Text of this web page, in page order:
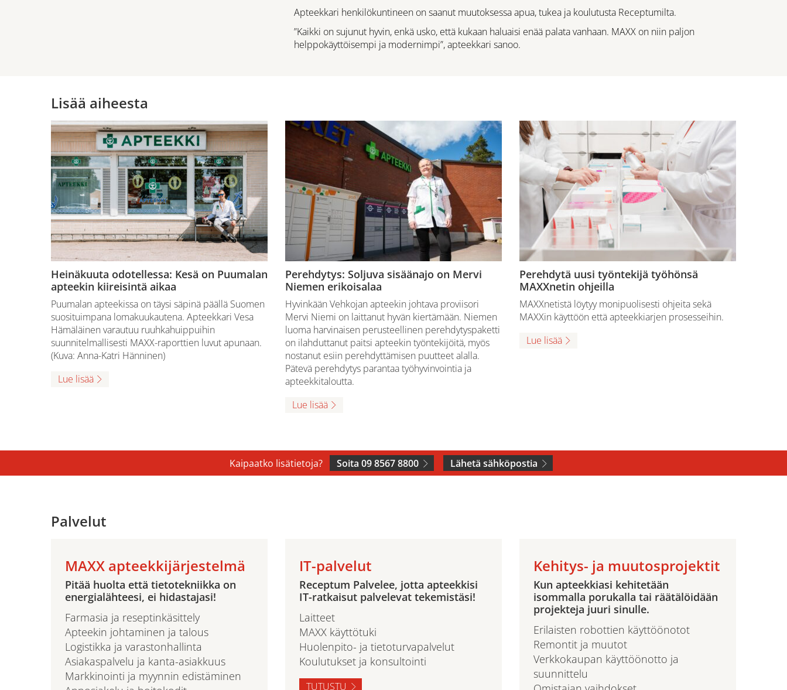
Apteekkari henkilökuntineen on saanut muutoksessa apua, tukea ja koulutusta Receptumilta.
”Kaikki on sujunut hyvin, enkä usko, että kukaan haluaisi enää palata vanhaan. MAXX on niin paljon
helppokäyttöisempi ja modernimpi”, apteekkari sanoo.
Lisää aiheesta
Heinäkuuta odotellessa: Kesä on Puumalan
apteekin kiireisintä aikaa
Puumalan apteekissa on täysi säpinä päällä Suomen
suosituimpana lomakuukautena. Apteekkari Vesa
Hämäläinen varautuu ruuhkahuippuihin
suunnitelmallisesti MAXX-raporttien luvut apunaan.
(Kuva: Anna-Katri Hänninen)
Lue lisää
Perehdytys: Soljuva sisäänajo on Mervi
Niemen erikoisalaa
Hyvinkään Vehkojan apteekin johtava proviisori
Mervi Niemi on laittanut hyvän kiertämään. Niemen
luoma harvinaisen perusteellinen perehdytyspaketti
on ilahduttanut paitsi apteekin työntekijöitä, myös
nostanut esiin perehdyttämisen puutteet alalla.
Pätevä perehdytys parantaa työhyvinvointia ja
apteekkitaloutta.
Lue lisää
Perehdytä uusi työntekijä työhönsä
MAXXnetin ohjeilla
MAXXnetistä löytyy monipuolisesti ohjeita sekä
MAXXin käyttöön että apteekkiarjen prosesseihin.
Lue lisää
Kaipaatko lisätietoja? Soita 09 8567 8800 Lähetä sähköpostia
Palvelut
MAXX apteekkijärjestelmä
Pitää huolta että tietotekniikka on
energialähteesi, ei hidastajasi!
Farmasia ja reseptinkäsittely
Apteekin johtaminen ja talous
Logistikka ja varastonhallinta
Asiakaspalvelu ja kanta-asiakkuus
Markkinointi ja myynnin edistäminen
IT-palvelut
Receptum Palvelee, jotta apteekkisi
IT-ratkaisut palvelevat tekemistäsi!
Laitteet
MAXX käyttötuki
Huolenpito- ja tietoturvapalvelut
Koulutukset ja konsultointi
TUTUSTU
Kehitys- ja muutosprojektit
Kun apteekkiasi kehitetään
isommalla porukalla tai räätälöidään
projekteja juuri sinulle.
Erilaisten robottien käyttöönotot
Remontit ja muutot
Verkkokaupan käyttöönotto ja
suunnittelu